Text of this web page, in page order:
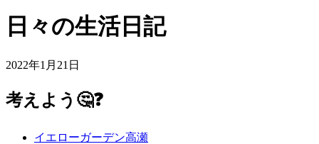
日々の生活日記
2022年1月21日
考えよう🤔❓
イエローガーデン高瀬